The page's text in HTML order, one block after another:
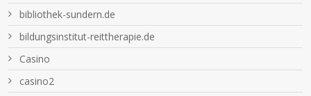
bibliothek-sundern.de
bildungsinstitut-reittherapie.de
Casino
casino2